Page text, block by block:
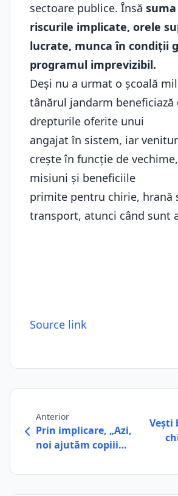
sectoare publice. Însă
riscurile implicate, orele
lucrate, munca în condiții
programul imprevizibil.
Deși nu a urmat o școală
tânărul jandarm beneficiază
drepturile oferite unui
angajat în sistem, iar
crește în funcție de
misiuni și beneficiile
primite pentru chirie, hrană
transport, atunci când sunt
Source link
Anterior
Prin implicare, „Azi,
noi ajutăm copiii…
Veşti